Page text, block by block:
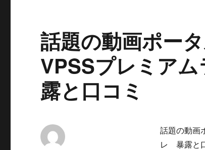
話題の動画ポー
VPSSプレミア
露と口コミ
話題の動画
レ 暴露と